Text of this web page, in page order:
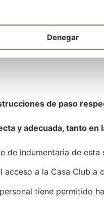
un golpe.
con el grupo que le
paso cualquiera que
de paso
y adecuada, tanto en
de indumentaria de esta
a la Casa Club
tiene permitido
Denegar